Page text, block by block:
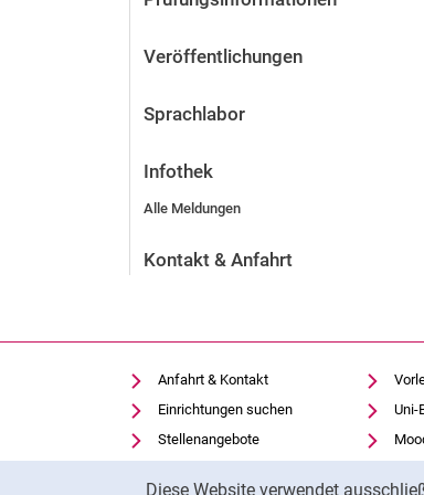
Diese Website verwendet
Veröffentlichungen
Sprachlabor
Infothek
Alle Meldungen
Kontakt & Anfahrt
Anfahrt & Kontakt
Einrichtungen suchen
Stellenangebote
Uni-